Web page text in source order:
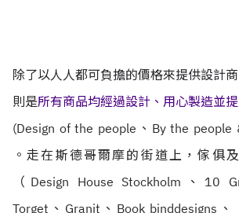
除了以人人都可負擔的價格來提供設計
則是所有商品均經過設計、用心製造並
(Design of the people、By the people
。走在斯德哥爾摩的街道上，傢俱
（Design House Stockholm、10
Torget、Granit、Book binddesigns、